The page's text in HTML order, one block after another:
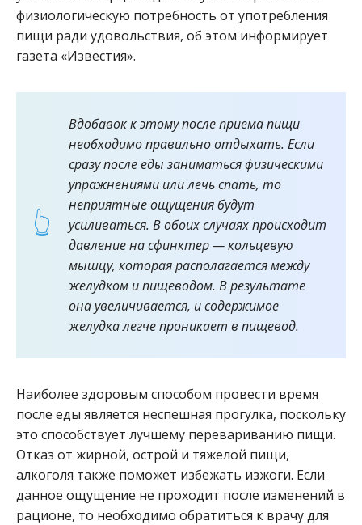
физиологическую потребность от употребления
пищи ради удовольствия, об этом информирует
газета «Известия».
Вдобавок к этому после приема пищи
необходимо правильно отдыхать. Если
сразу после еды заниматься физическими
упражнениями или лечь спать, то
неприятные ощущения будут
усиливаться. В обоих случаях происходит
давление на сфинктер — кольцевую
мышцу, которая располагается между
желудком и пищеводом. В результате
она увеличивается, и содержимое
желудка легче проникает в пищевод.
Наиболее здоровым способом провести время
после еды является неспешная прогулка, поскольку
это способствует лучшему перевариванию пищи.
Отказ от жирной, острой и тяжелой пищи,
алкоголя также поможет избежать изжоги. Если
данное ощущение не проходит после изменений в
рационе, то необходимо обратиться к врачу для